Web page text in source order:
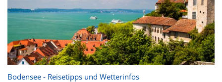
Bodensee - Reisetipps und Wetterinfos